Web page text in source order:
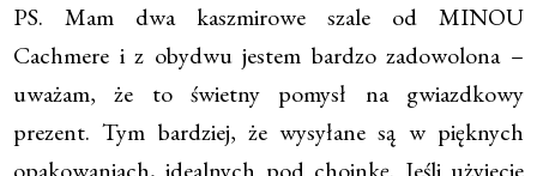
PS. Mam dwa kaszmirowe szale od MINOU
Cachmere i z obydwu jestem bardzo zadowolona –
uważam, że to świetny pomysł na gwiazdkowy
prezent. Tym bardziej, że wysyłane są w pięknych